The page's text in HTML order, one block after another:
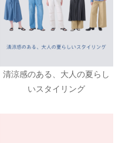
清涼感のある、大人の夏らし
いスタイリング